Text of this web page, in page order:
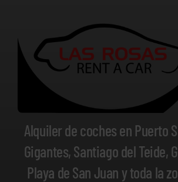
Alquiler de coches en Puerto
Gigantes, Santiago del Teide,
Playa de San Juan y toda la